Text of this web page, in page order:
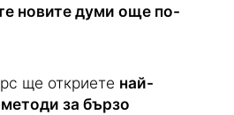
новите думи още по-
ще откриете най-
за бързо